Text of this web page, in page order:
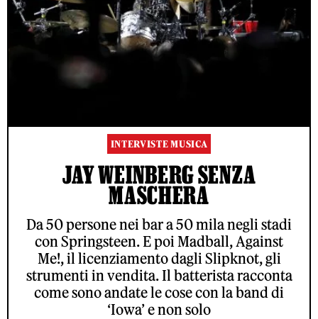
INTERVISTE MUSICA
JAY WEINBERG SENZA
MASCHERA
Da 50 persone nei bar a 50 mila negli stadi
con Springsteen. E poi Madball, Against
Me!, il licenziamento dagli Slipknot, gli
strumenti in vendita. Il batterista racconta
come sono andate le cose con la band di
‘Iowa’ e non solo